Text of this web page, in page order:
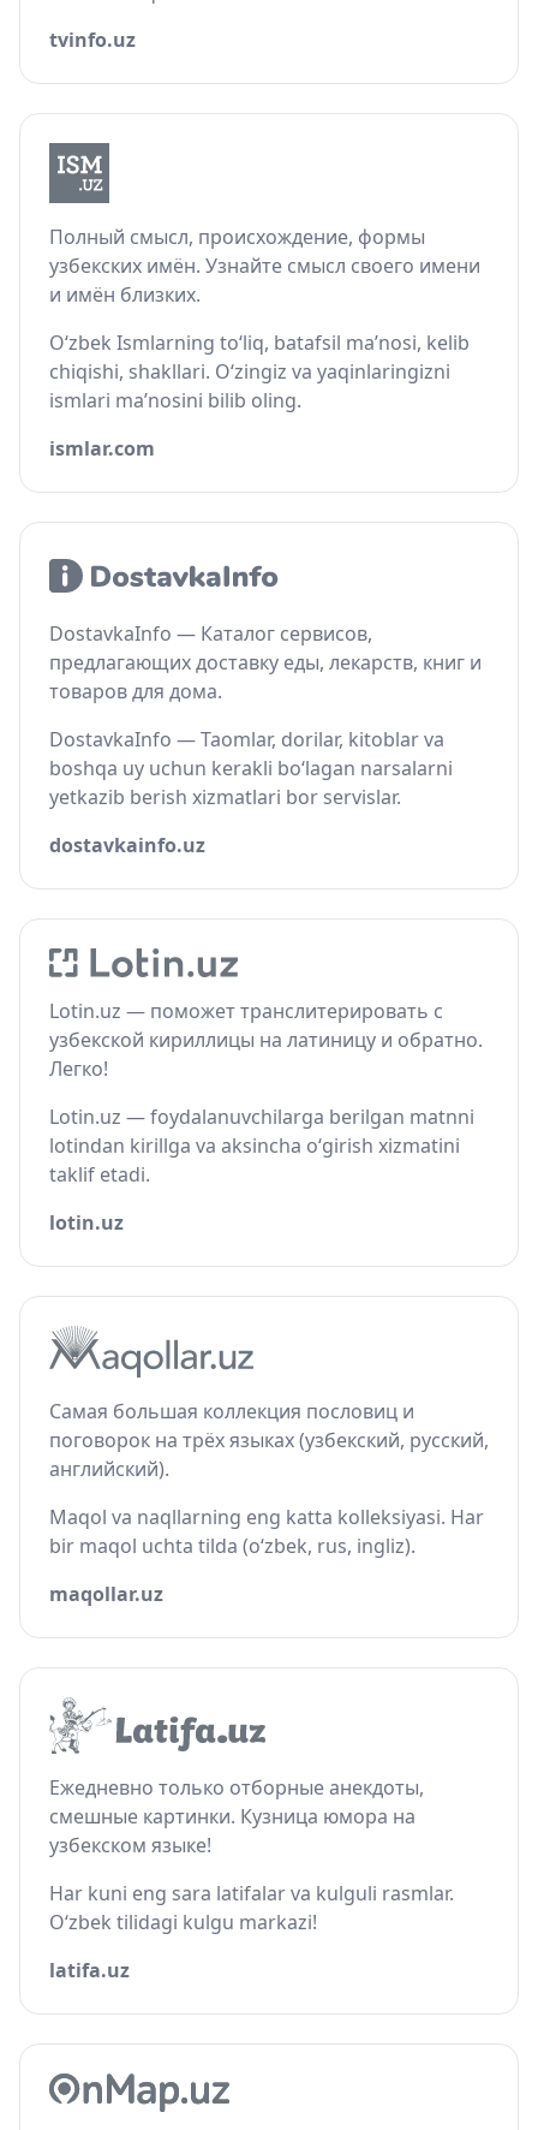
tvinfo.uz
Полный смысл, происхождение, формы
узбекских имён. Узнайте смысл своего имени
и имён близких.
O‘zbek Ismlarning to‘liq, batafsil ma’nosi, kelib
chiqishi, shakllari. O‘zingiz va yaqinlaringizni
ismlari ma’nosini bilib oling.
ismlar.com
DostavkaInfo — Каталог сервисов,
предлагающих доставку еды, лекарств, книг и
товаров для дома.
DostavkaInfo — Taomlar, dorilar, kitoblar va
boshqa uy uchun kerakli bo‘lagan narsalarni
yetkazib berish xizmatlari bor servislar.
dostavkainfo.uz
Lotin.uz — поможет транслитерировать с
узбекской кириллицы на латиницу и обратно.
Легко!
Lotin.uz — foydalanuvchilarga berilgan matnni
lotindan kirillga va aksincha o‘girish xizmatini
taklif etadi.
lotin.uz
Самая большая коллекция пословиц и
поговорок на трёх языках (узбекский, русский,
английский).
Maqol va naqllarning eng katta kolleksiyasi. Har
bir maqol uchta tilda (o‘zbek, rus, ingliz).
maqollar.uz
Ежедневно только отборные анекдоты,
смешные картинки. Кузница юмора на
узбекском языке!
Har kuni eng sara latifalar va kulguli rasmlar.
O‘zbek tilidagi kulgu markazi!
latifa.uz